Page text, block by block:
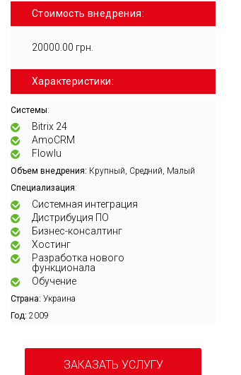
Стоимость внедрения:
20000.00 грн.
Характеристики:
Системы:
Bitrix 24
AmoCRM
Flowlu
Объем внедрения: Крупный, Средний, Малый
Специализация:
Системная интеграция
Дистрибуция ПО
Бизнес-консалтинг
Хостинг
Разработка нового
функционала
Обучение
Страна: Украина
Год: 2009
ЗАКАЗАТЬ УСЛУГУ